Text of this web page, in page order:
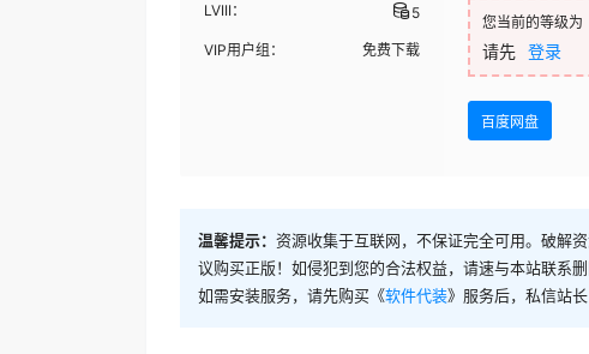
LVIII： 5
VIP用户组： 免费下载
您当前的等级为
请先 登录
百度网盘
温馨提示： 资源收集于互联网，不保证完全可用。破解
议购买正版！如侵犯到您的合法权益，请速与本站联系
如需安装服务，请先购买《软件代装》服务后，私信站